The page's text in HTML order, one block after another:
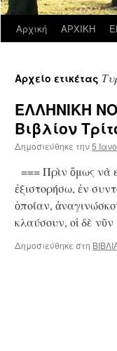
Αρχική ΑΡΧΙΚΗ
Αρχείο ετικέτας
ΕΛΛΗΝΙΚΗ
Βιβλίον
Δημοσιεύθηκε την5
=== Πρὶν ὅμως νὰ
ἐξιστορήσω, ἐν
ὁποίαν,
κλαύσουν, οἱ δὲ
Δημοσιεύθηκε στη